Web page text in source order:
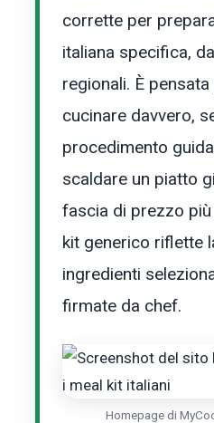
corrette per
italiana specifica,
regionali. È
cucinare davvero,
procedimento
scaldare un piatto
fascia di prezzo
kit generico riflette
ingredienti
firmate da chef.
Homepage di